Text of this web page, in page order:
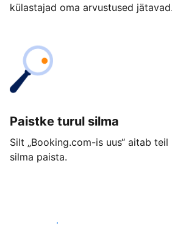
külastajad oma arvustused jätavad.
Paistke turul silma
Silt „Booking.com-is uus“ aitab
silma paista.
Alusta juba täna